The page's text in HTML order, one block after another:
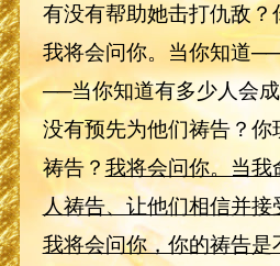
有没有帮助她击打仇敌？
我将会问你。当你知道
──当你知道有多少人会
没有预先为他们祷告？你
祷告？ 我将会问你。当
人祷告、让他们相信并接
我将会问你，你的祷告